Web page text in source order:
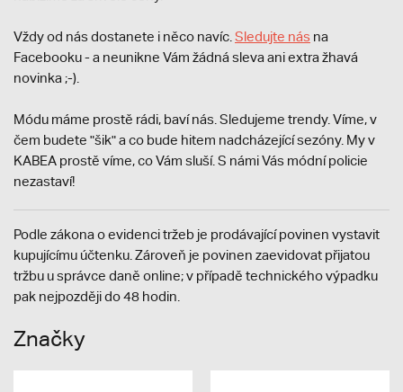
Vždy od nás dostanete i něco navíc. Sledujte nás na
Facebooku - a neunikne Vám žádná sleva ani extra žhavá
novinka ;-).
Módu máme prostě rádi, baví nás. Sledujeme trendy. Víme, v
čem budete "šik" a co bude hitem nadcházející sezóny. My v
KABEA prostě víme, co Vám sluší. S námi Vás módní policie
nezastaví!
Podle zákona o evidenci tržeb je prodávající povinen vystavit
kupujícímu účtenku. Zároveň je povinen zaevidovat přijatou
tržbu u správce daně online; v případě technického výpadku
pak nejpozději do 48 hodin.
Značky